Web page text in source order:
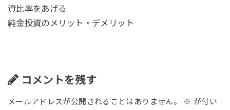
資比率をあげる
純金投資のメリット・デメリット
コメントを残す
メールアドレスが公開されることはありません。 ※ が付い